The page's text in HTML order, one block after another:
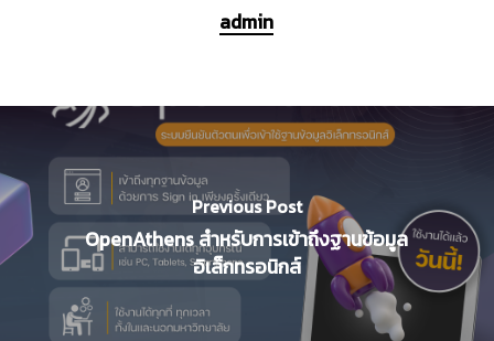
admin
Previous Post
OpenAthens สำหรับการเข้าถึงฐานข้อมูล
อิเล็กทรอนิกส์